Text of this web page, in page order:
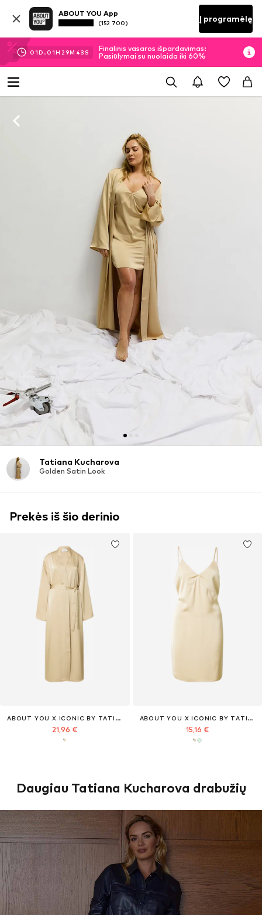
ABOUT YOU App
(152 700) Į programėlę
01D. 01H 29M 42 S
Finalinis vasaros išpardavimas:
Pasiūlymai su nuolaida iki 60%
Tatiana Kucharova
Golden Satin Look
Prekės iš šio derinio
ABOUT YOU X ICONIC BY TATIANA KUCHAROVA
21,96 €
ABOUT YOU X ICONIC BY TATIANA KUCHAROVA
15,16 €
Daugiau Tatiana Kucharova drabužių